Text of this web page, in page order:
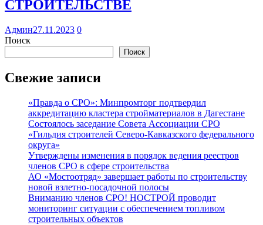
СТРОИТЕЛЬСТВЕ
Админ27.11.2023 0
Поиск
Поиск
Свежие записи
«Правда о СРО»: Минпромторг подтвердил
аккредитацию кластера стройматериалов в Дагестане
Состоялось заседание Совета Ассоциации СРО
«Гильдия строителей Северо-Кавказского федерального
округа»
Утверждены изменения в порядок ведения реестров
членов СРО в сфере строительства
АО «Мостоотряд» завершает работы по строительству
новой взлетно-посадочной полосы
Вниманию членов СРО! НОСТРОЙ проводит
мониторинг ситуации с обеспечением топливом
строительных объектов